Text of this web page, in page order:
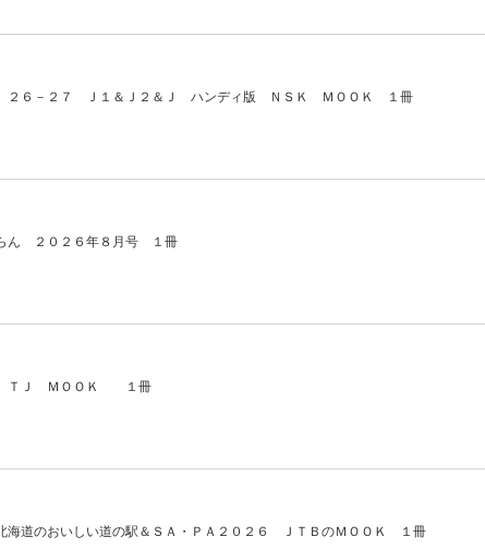
２６－２７ Ｊ１＆Ｊ２＆Ｊ ハンディ版 ＮＳＫ ＭＯＯＫ １冊
ん ２０２６年８月号 １冊
ＴＪ ＭＯＯＫ １冊
海道のおいしい道の駅＆ＳＡ・ＰＡ２０２６ ＪＴＢのＭＯＯＫ １冊